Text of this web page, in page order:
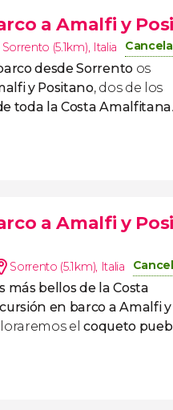
a Amalfi y
Sorrento (5.1km), Italia
desde Sorrentoos
y Positano, dos de los
toda la Costa Amalfitana.
a Amalfi y
Sorrento (5.1km), Italia
más bellos de la Costa
en barco a Amalfi y
elcoqueto